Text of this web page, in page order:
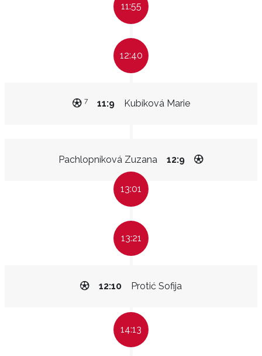
11:55
12:40
Kubíková Marie
11:9
7
Pachlopníková Zuzana 12:9
13:01
13:21
Protić Sofija
12:10
14:13